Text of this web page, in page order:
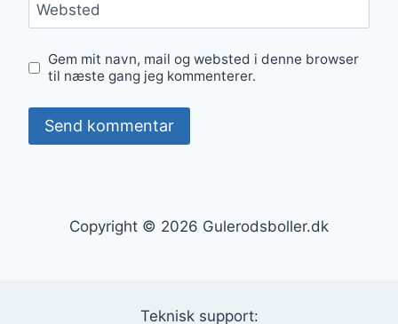
Websted
Gem mit navn, mail og websted i denne browser
til næste gang jeg kommenterer.
Copyright © 2026 Gulerodsboller.dk
Teknisk support: